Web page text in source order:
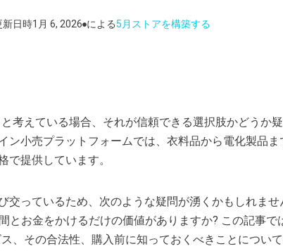
新日時1月 6, 2026 による5月 ストアを構築する
考えている場合、それが信頼できる選択肢かどうか
ン小売プラットフォームでは、衣料品から電化製品ま
で提供しています。
交っているため、次のような疑問が湧くかもしれませ
とお金をかけるだけの価値がありますか? この記事で
、その合法性、購入前に知っておくべきことについ